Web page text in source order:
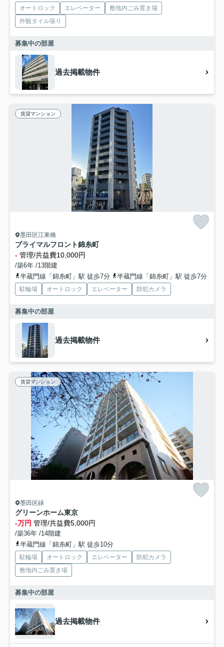
オートロック エレベーター
敷地内ごみ置き場
外観タイル張り
募集中の部屋
過去掲載物件
賃貸マンション
墨田区江東橋
プライマルフロント錦糸町
- 管理/共益費10,000円
/築6年 /13階建
半蔵門線「錦糸町」駅 徒歩7分
半蔵門線「錦糸町」駅 徒歩7分
駐輪場 オートロック エレベーター 防犯カメラ
募集中の部屋
過去掲載物件
賃貸マンション
墨田区緑
グリーンホーム東京
-万円 管理/共益費5,000円
/築36年 /14階建
半蔵門線「錦糸町」駅 徒歩10分
駐輪場 オートロック エレベーター
防犯カメラ
敷地内ごみ置き場
募集中の部屋
過去掲載物件